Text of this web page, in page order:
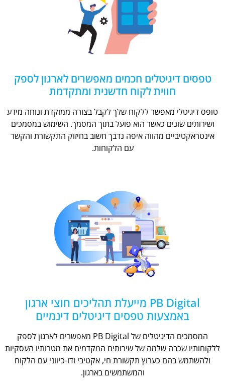
טפסים דיגיטלים חכמים מאפשרים לארגון לספק
חווית לקוח חדשנית ומתקדמת
טופס דיגיטלי מאפשר ללקוח שלך לקבל בצורה ממוקדת ונוחה מידע
ושירותים שונים כאשר הוא פועל בתוך המסמך. השימוש במסמכים
אינטראקטיביים מהווה איפה נדבך חשוב בחיזוק התקשורת והקשר
עם הלקוחות.
PB Digital מייעלת תהליכים חוצי ארגון
באמצעות טפסים דיגיטלים דינמיים
המסמכים הדיגיטלים של PB Digital מאפשרים לארגון לספק
ללקוחותיו שכבה שלמה של שירותים המקדמים את מטרותיו העסקיות
ולהשתמש בהם כערוץ תקשורת חי, אקטיבי ודו-כיווני עם הלקוח
והמשתמשים בארגון.